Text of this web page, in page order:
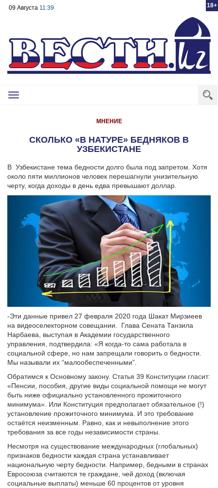
18+
09 Августа 11:39
Toggle
МНЕНИЕ
СКОЛЬКО «В НАТУРЕ» БЕДНЯКОВ В
УЗБЕКИСТАНЕ
В Узбекистане тема бедности долго была под запретом. Хотя
около пяти миллионов человек перешагнули унизительную
черту, когда доходы в день едва превышают доллар.
-Эти данные привел 27 февраля 2020 года Шакат Мирзиеев
на видеоселекторном совещании. Глава Сената Танзила
Нарбаева, выступая в Академии государственного
управления, подтвердила: «Я когда-то сама работала в
социальной сфере, но нам запрещали говорить о бедности.
Мы называли их “малообеспеченными”.
Обратимся к Основному закону. Статья 39 Конституции гласит:
«Пенсии, пособия, другие виды социальной помощи не могут
быть ниже официально установленного прожиточного
минимума». Или Конституция предполагает обязательное (!)
установление прожиточного минимума. И это требование
остаётся неизменным. Равно, как и невыполнение этого
требования за все годы независимости страны.
Несмотря на существование международных (глобальных)
признаков бедности каждая страна устанавливает
национальную черту бедности. Например, бедными в странах
Евросоюза считаются те граждане, чей доход (включая
социальные выплаты) меньше 60 процентов от уровня